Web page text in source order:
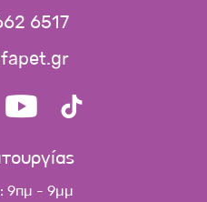
6517
9πμ - 9μμ